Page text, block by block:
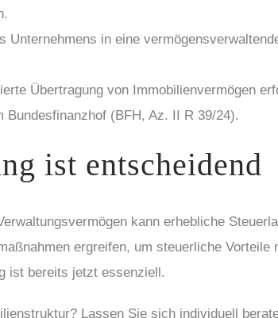
Unternehmens in eine
Übertragung von Immobilienvermögen
(BFH, Az. II R 39/24).
ist entscheidend
kann erhebliche
ergreifen, um steuerliche
ist bereits jetzt essenziell.
Lassen Sie sich individuell